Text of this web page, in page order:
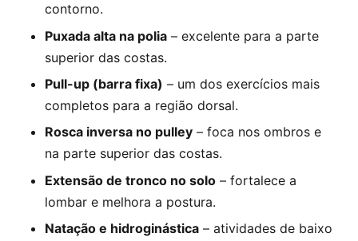
contorno.
Puxada alta na polia – excelente para a parte
superior das costas.
Pull-up (barra fixa) – um dos exercícios mais
completos para a região dorsal.
Rosca inversa no pulley – foca nos ombros e
na parte superior das costas.
Extensão de tronco no solo – fortalece a
lombar e melhora a postura.
Natação e hidroginástica – atividades de baixo